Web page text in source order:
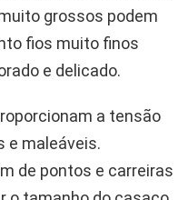
grossos podem
fios muito finos
e delicado.
a tensão
e maleáveis.
de pontos e carreiras